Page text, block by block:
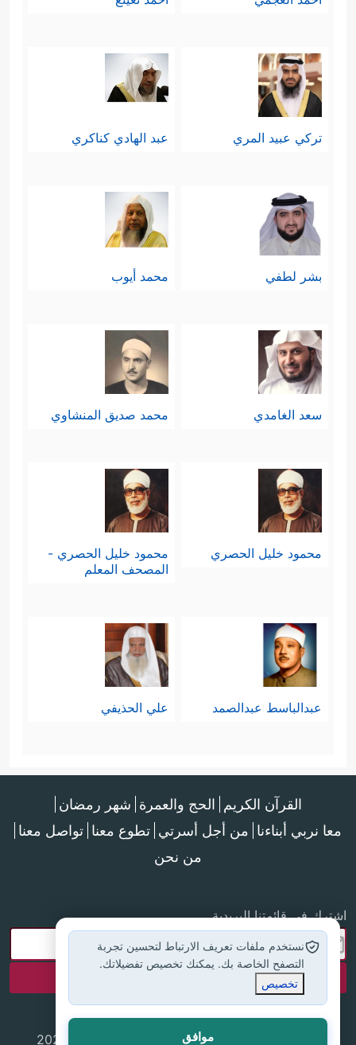
تركي عبيد المري عبد الهادي كناكري
بشر لطفي محمد أيوب
سعد الغامدي محمد صديق المنشاوي
محمود خليل الحصري
محمود خليل الحصري -
المصحف المعلم
عبدالباسط عبدالصمد علي الحذيفي
القرآن الكريم الحج والعمرة شهر رمضان
معا نربي أبناءنا من أجل أسرتي تطوع معنا تواصل معنا
من نحن
اشترك في قائمتنا البريدية
جميع الحقوق محفوظة لموقع إسلام أون لاين © 2025
نستخدم ملفات تعريف الارتباط لتحسين تجربة
التصفح الخاصة بك. يمكنك تخصيص تفضيلاتك.
تخصيص
موافق